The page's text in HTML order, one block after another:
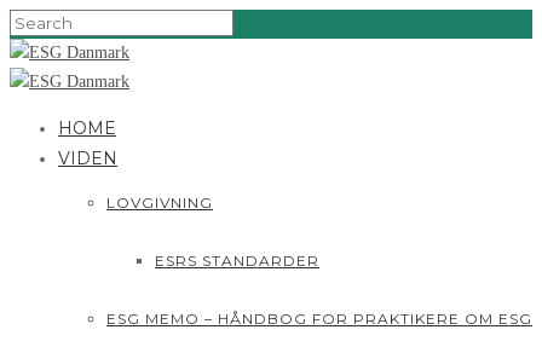
HOME
VIDEN
LOVGIVNING
ESRS STANDARDER
ESG MEMO – HÅNDBOG FOR PRAKTIKERE OM ESG